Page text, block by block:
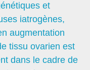
et
iatrogènes,
augmentation
tissu ovarien est
dans le cadre de